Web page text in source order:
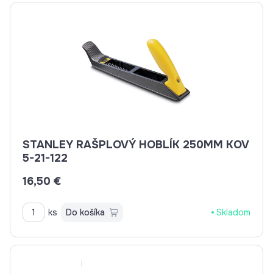
STANLEY RAŠPLOVÝ HOBLÍK 250MM KOV
5-21-122
16,50 €
ks Do košíka Skladom